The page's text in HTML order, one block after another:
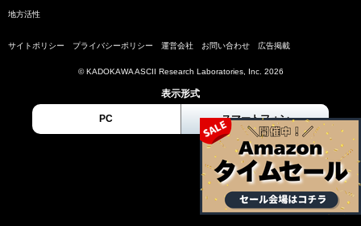
地方活性
サイトポリシー プライバシーポリシー 運営会社 お問い合わせ 広告掲載
© KADOKAWA ASCII Research Laboratories, Inc. 2026
表示形式
PC スマートフォン